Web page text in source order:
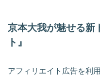
京本大我が魅せる新
ト』
アフィリエイト広告を利